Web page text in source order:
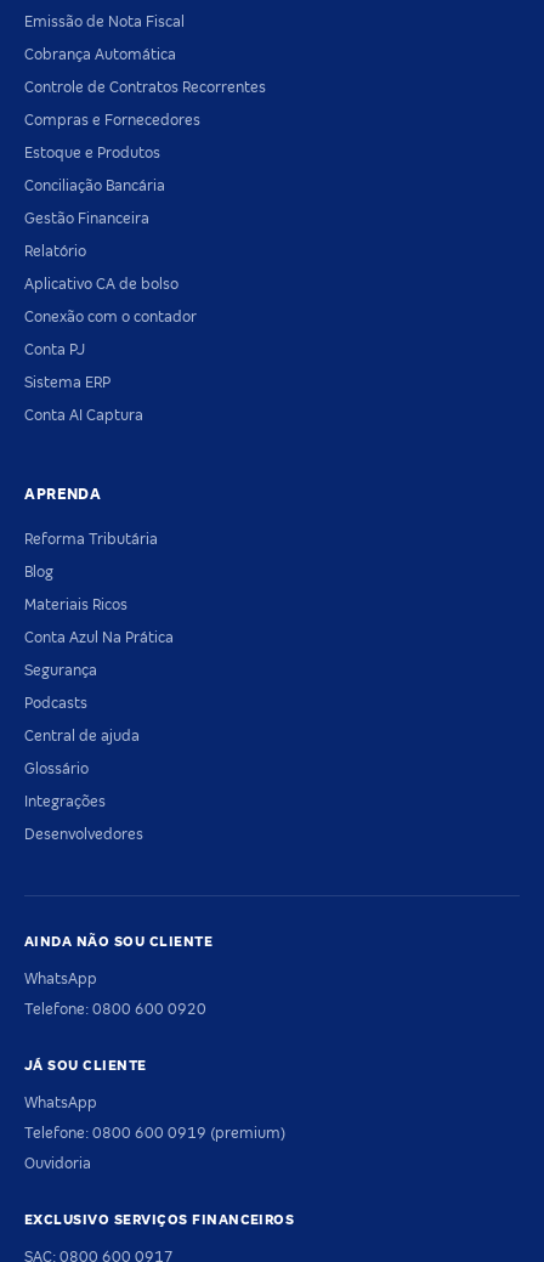
Emissão de Nota Fiscal
Cobrança Automática
Controle de Contratos Recorrentes
Compras e Fornecedores
Estoque e Produtos
Conciliação Bancária
Gestão Financeira
Relatório
Aplicativo CA de bolso
Conexão com o contador
Conta PJ
Sistema ERP
Conta AI Captura
APRENDA
Reforma Tributária
Blog
Materiais Ricos
Conta Azul Na Prática
Segurança
Podcasts
Central de ajuda
Glossário
Integrações
Desenvolvedores
AINDA NÃO SOU CLIENTE
WhatsApp
Telefone: 0800 600 0920
JÁ SOU CLIENTE
WhatsApp
Telefone: 0800 600 0919 (premium)
Ouvidoria
EXCLUSIVO SERVIÇOS FINANCEIROS
SAC: 0800 600 0917